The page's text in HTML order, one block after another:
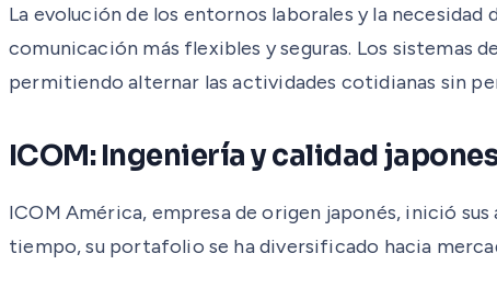
La evolución de los entornos laborales y la
comunicación más flexibles y seguras. Los sistemas
permitiendo alternar las actividades cotidianas sin
ICOM: Ingeniería y calidad
ICOM América, empresa de origen japonés, inició
tiempo, su portafolio se ha diversificado hacia